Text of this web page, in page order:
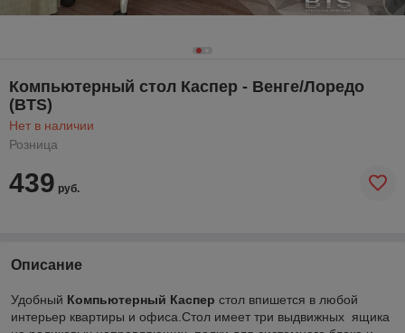
Компьютерный стол Каспер - Венге/Лоредо
(BTS)
Нет в наличии
Розница
439 руб.
Описание
Удобный Компьютерный Каспер стол впишется в любой
интерьер квартиры и офиса.Cтол имеет три выдвижных ящика